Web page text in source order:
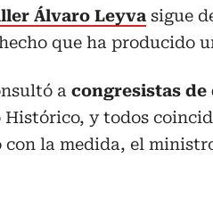
Álvaro Leyva sigue
que ha producido
a congresistas
Histórico, y todos
con la medida, el